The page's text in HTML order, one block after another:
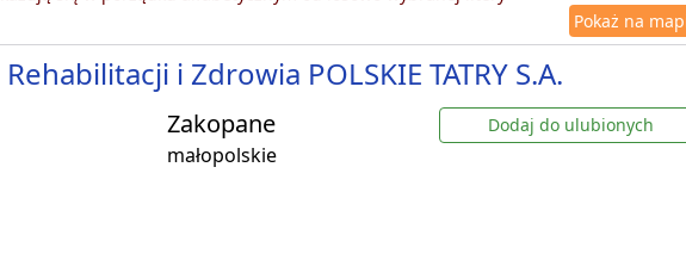
Pokaż na
i Zdrowia POLSKIE TATRY S.A.
Zakopane
małopolskie
Dodaj do ulubionych